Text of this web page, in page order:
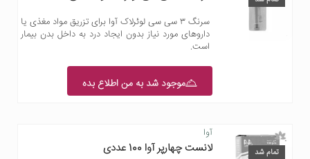
سرنگ ۳ سی سی لوئرلاک آوا برای تزریق مواد مغذی یا
داروهای مورد نیاز بدون ایجاد درد به داخل بدن بیمار
است.
موجود شد به من اطلاع بده
تمام شد
آوا
لانست چهارپر آوا 100 عددی